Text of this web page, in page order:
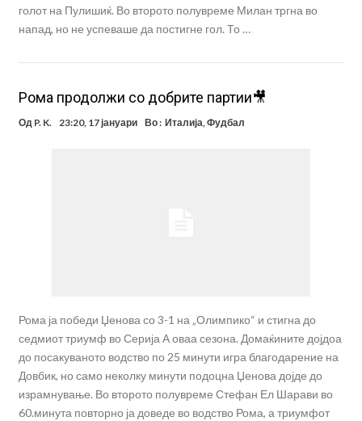
голот на Пулишиќ. Во второто полувреме Милан тргна во
напад, но не успеваше да постигне гол. То …
Рома продолжи со добрите партии🎥
Од P. K. 23:20, 17 јануари Во : Италија,Фудбал
Рома ја победи Џенова со 3-1 на „Олимпико“ и стигна до
седмиот триумф во Серија А оваа сезона. Домаќините дојдоа
до посакуваното водство по 25 минути игра благодарение на
Довбик, но само неколку минути подоцна Џенова дојде до
израмнување. Во второто полувреме Стефан Ел Шарави во
60.минута повторно ја доведе во водство Рома, а триумфот